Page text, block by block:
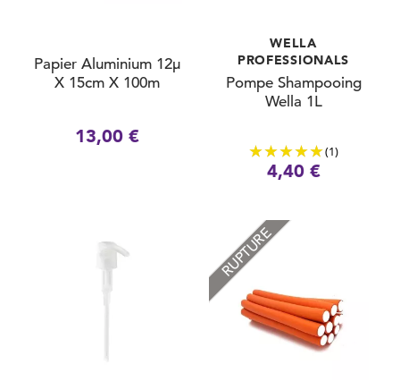
Papier Aluminium 12µ
X 15cm X 100m
13,00 €
WELLA
PROFESSIONALS
Pompe Shampooing
Wella 1L
(1)
4,40 €
RUPTURE